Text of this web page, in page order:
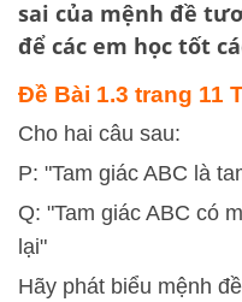
sai của mệnh đề
để các em học tốt
Đề Bài 1.3 trang 11
Cho hai câu sau:
P: "Tam giác ABC là
Q: "Tam giác ABC có
lại"
Hãy phát biểu mệnh